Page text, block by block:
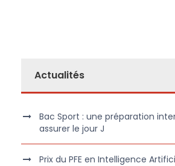
Actualités
Bac Sport : une préparation
assurer le jour J
Prix du PFE en Intelligence